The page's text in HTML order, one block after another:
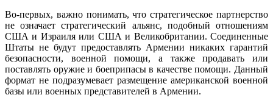
Во-первых, важно понимать, что стратегическое партнерство
не означает стратегический альянс, подобный отношениям
США и Израиля или США и Великобритании. Соединенные
Штаты не будут предоставлять Армении никаких гарантий
безопасности, военной помощи, а также продавать или
поставлять оружие и боеприпасы в качестве помощи. Данный
формат не подразумевает размещение американской военной
базы или военных представителей в Армении.